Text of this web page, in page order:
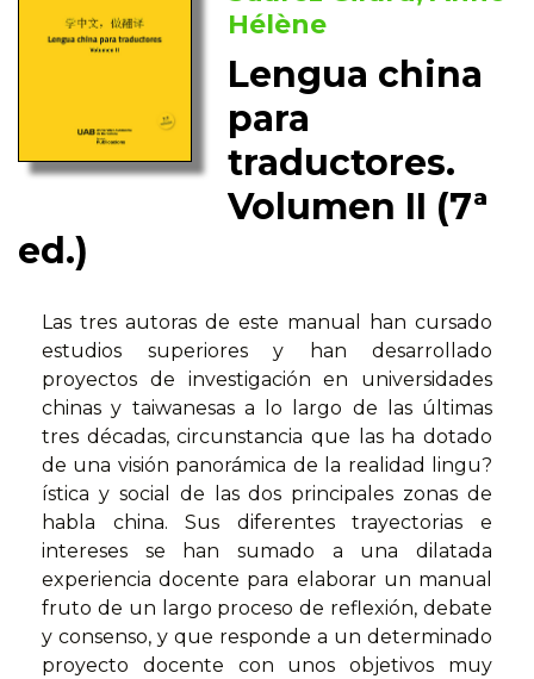
Hélène
Lengua china
para
traductores.
Volumen II (7ª
ed.)
Las tres autoras de este manual han cursado
estudios superiores y han desarrollado
proyectos de investigación en universidades
chinas y taiwanesas a lo largo de las últimas
tres décadas, circunstancia que las ha dotado
de una visión panorámica de la realidad lingu?
ística y social de las dos principales zonas de
habla china. Sus diferentes trayectorias e
intereses se han sumado a una dilatada
experiencia docente para elaborar un manual
fruto de un largo proceso de reflexión, debate
y consenso, y que responde a un determinado
proyecto docente con unos objetivos muy